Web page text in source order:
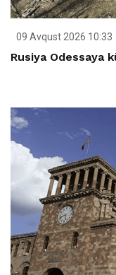
09 Avqust 2026 10:33
Rusiya Odessaya